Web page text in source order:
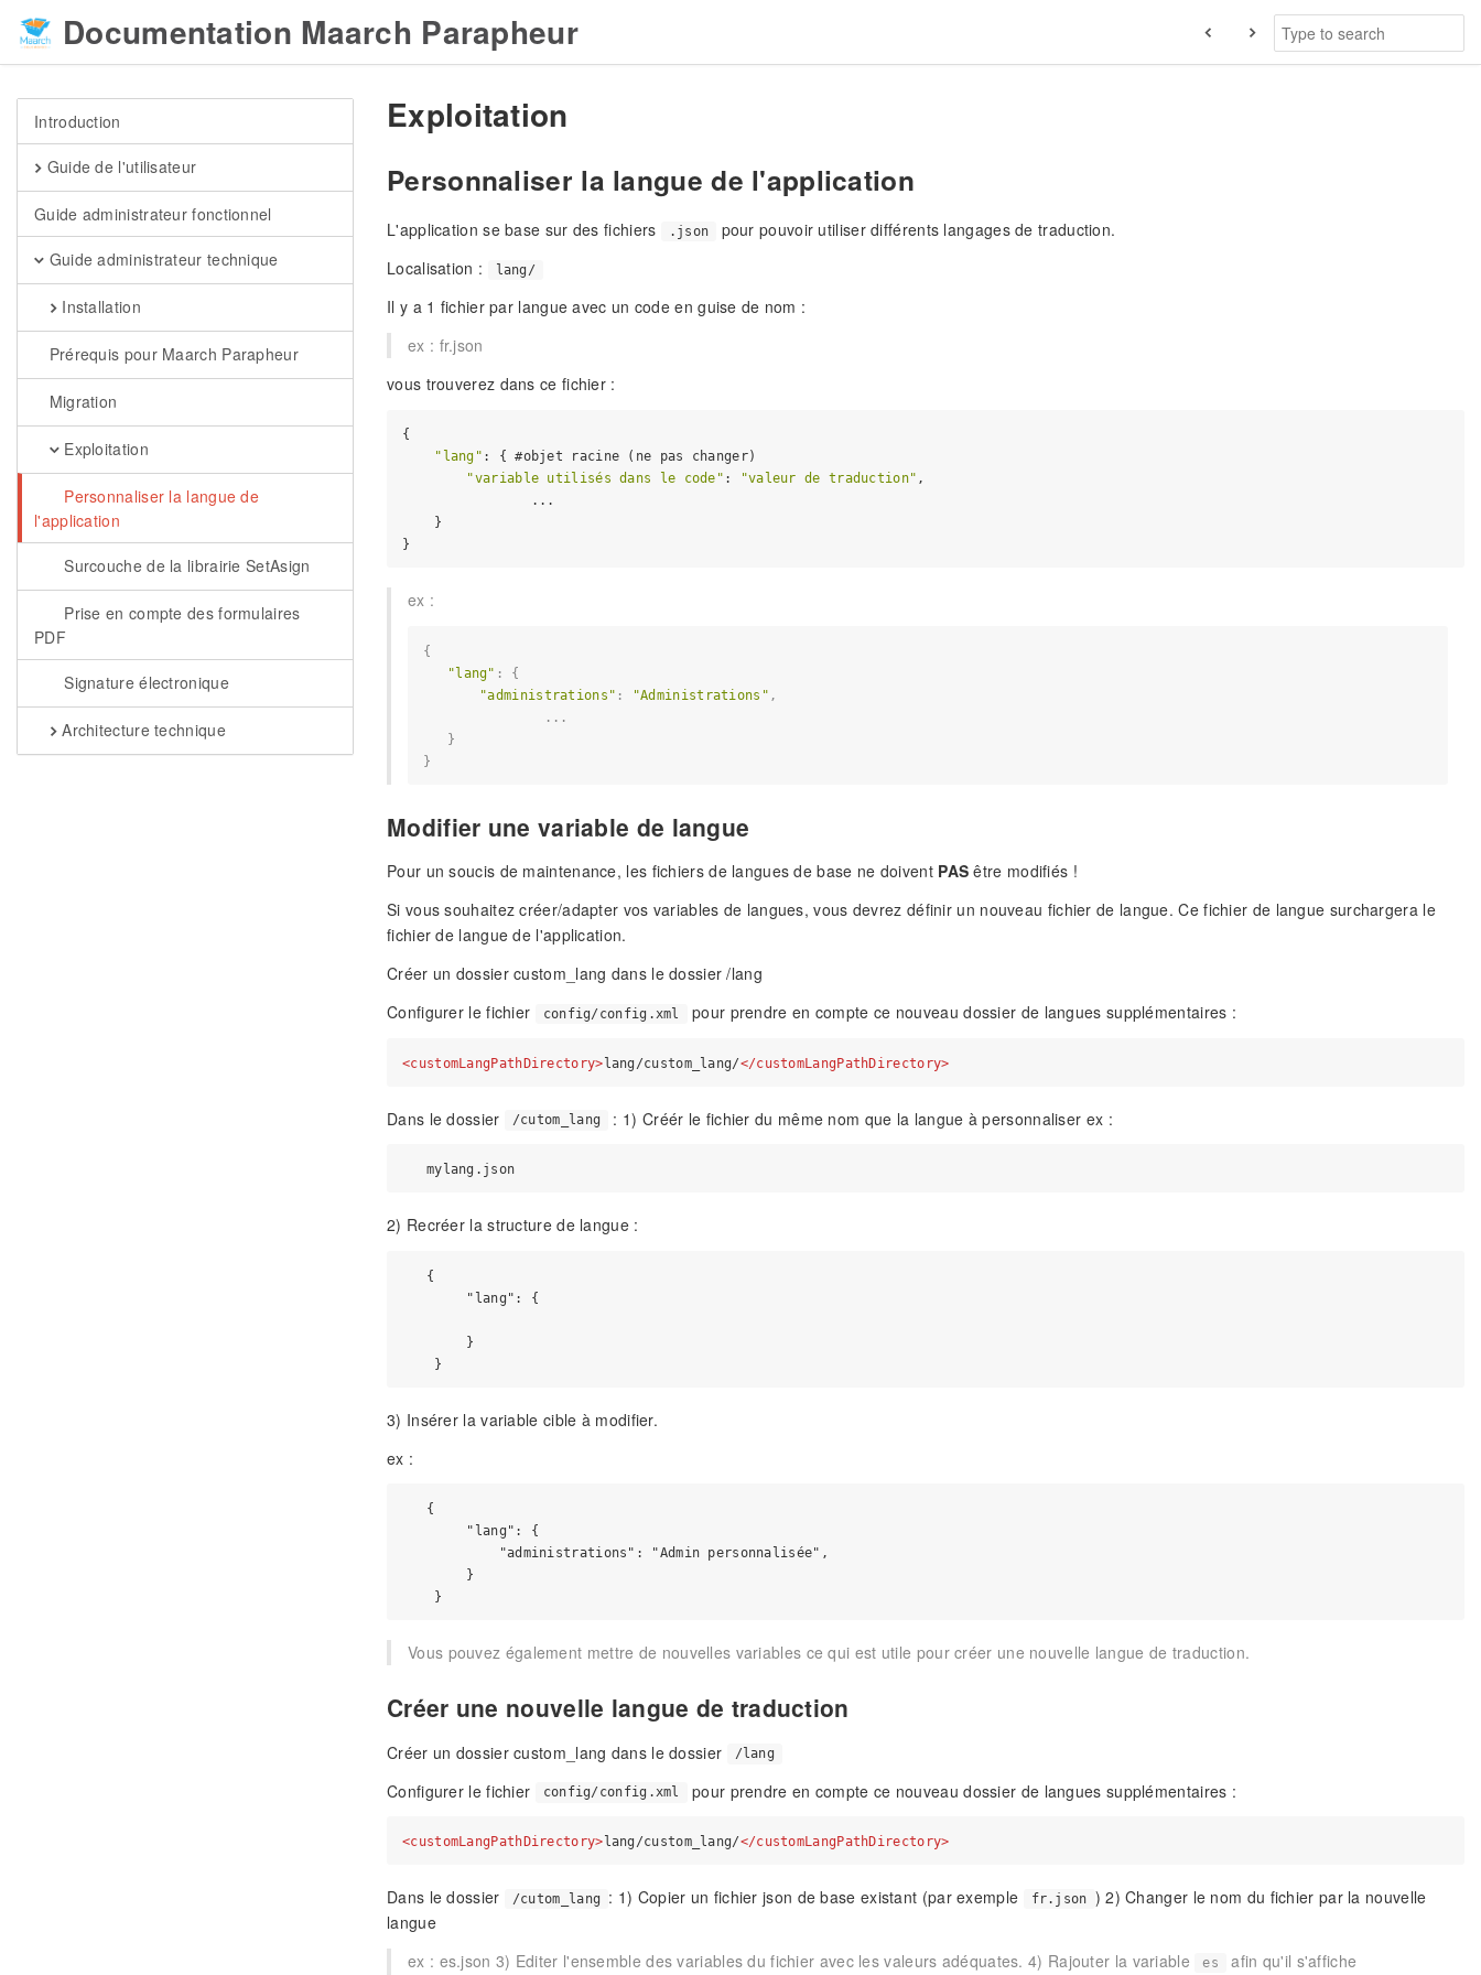
Documentation Maarch Parapheur
Introduction
Guide de l'utilisateur
Guide administrateur fonctionnel
Guide administrateur technique
Installation
Prérequis pour Maarch Parapheur
Migration
Exploitation
Personnaliser la langue de
l'application
Surcouche de la librairie SetAsign
Prise en compte des formulaires
PDF
Signature électronique
Architecture technique
Exploitation
Personnaliser la langue de l'application
L'application se base sur des fichiers .json
pour pouvoir utiliser différents langages de traduction.
Localisation :
lang/
Il y a 1 fichier par langue avec un code en guise de nom :
ex : fr.json
vous trouverez dans ce fichier :
{
"lang" : { #objet racine (ne pas changer)
"variable utilisés dans le code" : "valeur de traduction" ,
                ...
    }
ex :
{
"lang" : {
"administrations" : "Administrations" ,
               ...
   }
Modifier une variable de langue
Pour un soucis de maintenance, les fichiers de langues de base ne doivent PAS être modifiés !
Si vous souhaitez créer/adapter vos variables de langues, vous devrez définir un nouveau fichier de langue. Ce fichier de langue surchargera le
fichier de langue de l'application.
Créer un dossier custom_lang dans le dossier /lang
Configurer le fichier
config/config.xml pour prendre en compte ce nouveau dossier de langues supplémentaires :
<customLangPathDirectory>lang/custom_lang/</customLangPathDirectory>
Dans le dossier /cutom_lang : 1) Créér le fichier du même nom que la langue à personnaliser ex :
2) Recréer la structure de langue :
   {
        "lang": {
        }
3) Insérer la variable cible à modifier.
ex :
   {
        "lang": {
            "administrations": "Admin personnalisée",
        }
Vous pouvez également mettre de nouvelles variables ce qui est utile pour créer une nouvelle langue de traduction.
Créer une nouvelle langue de traduction
Créer un dossier custom_lang dans le dossier /lang
Configurer le fichier config/config.xml pour prendre en compte ce nouveau dossier de langues supplémentaires :
<customLangPathDirectory> lang/custom_lang/</customLangPathDirectory>
Dans le dossier /cutom_lang : 1) Copier un fichier json de base existant (par exemple fr.json ) 2) Changer le nom du fichier par la nouvelle
langue
ex : es.json 3) Editer l'ensemble des variables du fichier avec les valeurs adéquates. 4) Rajouter la variable
es
afin qu'il s'affiche